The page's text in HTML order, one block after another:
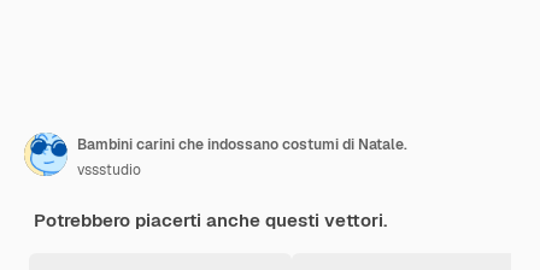
Bambini carini che indossano costumi di Natale.
vssstudio
Potrebbero piacerti anche questi vettori.